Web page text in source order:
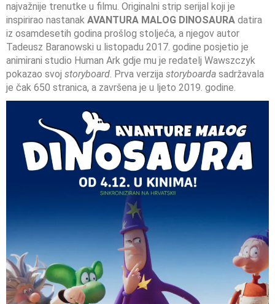
najvažnije trenutke u filmu. Originalni strip serijal koji je
inspirirao nastanak AVANTURA MALOG DINOSAURA datira
iz osamdesetih godina prošlog stoljeća, a njegov autor
Tadeusz Baranowski u listopadu 2017. godine posjetio je
animirani studio Human Ark gdje mu je redatelj Wawszczyk
pokazao svoj storyboard. Prva verzija storyboarda sadržavala
je čak 650 stranica, a završena je u ljeto 2019. godine.